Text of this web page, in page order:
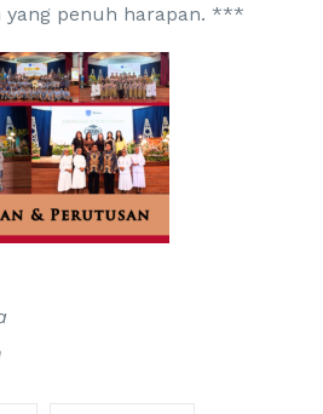
yang penuh harapan. ***